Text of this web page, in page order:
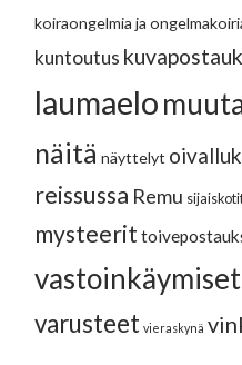
koiraongelmia ja
kuntoutus
laumaelo
näitä näyttelyt
reissussa Remu
mysteerit
vastoinkäymiset
varusteet vieraskynä